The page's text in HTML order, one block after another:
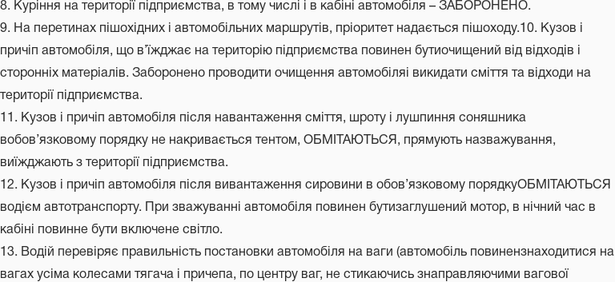
8. Куріння на території підприємства, в тому числі і в кабіні автомобіля – ЗАБОРОНЕНО.
9. На перетинах пішохідних і автомобільних маршрутів, пріоритет надається пішоходу.10. Кузов і
причіп автомобіля, що в’їжджає на територію підприємства повинен бутиочищений від відходів і
сторонніх матеріалів. Заборонено проводити очищення автомобіляі викидати сміття та відходи на
території підприємства.
11. Кузов і причіп автомобіля після навантаження сміття, шроту і лушпиння соняшника
вобов’язковому порядку не накривається тентом, ОБМІТАЮТЬСЯ, прямують назважування,
виїжджають з території підприємства.
12. Кузов і причіп автомобіля після вивантаження сировини в обов’язковому порядкуОБМІТАЮТЬСЯ
водієм автотранспорту. При зважуванні автомобіля повинен бутизаглушений мотор, в нічний час в
кабіні повинне бути включене світло.
13. Водій перевіряє правильність постановки автомобіля на ваги (автомобіль повинензнаходитися на
вагах усіма колесами тягача і причепа, по центру ваг, не стикаючись знаправляючими вагової